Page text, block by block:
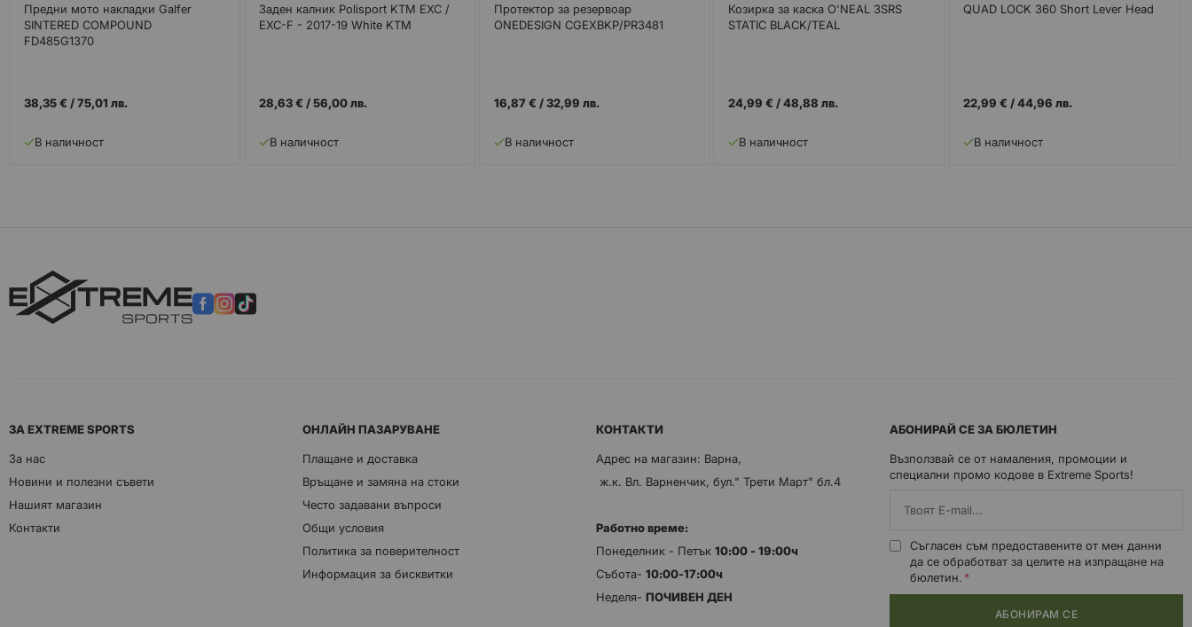
Предни мото накладки Galfer
SINTERED COMPOUND
FD485G1370
38,35 € /75,01 лв.
В наличност
Заден калник Polisport KTM EXC /
EXC-F - 2017-19 White KTM
28,63 € /56,00 лв.
В наличност
Протектор за резервоар
ONEDESIGN CGEXBKP/PR3481
16,87 € /32,99 лв.
В наличност
Козирка за каска O'NEAL 3SRS
STATIC BLACK/TEAL
24,99 € /48,88 лв.
В наличност
QUAD LOCK 360 Short Lever Head
22,99 € /44,96 лв.
В наличност
ЗА EXTREME SPORTS
За нас
Новини и полезни съвети
Нашият магазин
Контакти
ОНЛАЙН ПАЗАРУВАНЕ
Плащане и доставка
Връщане и замяна на стоки
Често задавани въпроси
Общи условия
Политика за поверителност
Информация за бисквитки
КОНТАКТИ
Адрес на магазин: Варна,
ж.к. Вл. Варненчик, бул." Трети Март" бл.4
Работно време:
Понеделник - Петък 10:00 - 19:00ч
Събота- 10:00-17:00ч
Неделя- ПОЧИВЕН ДЕН
АБОНИРАЙ СЕ ЗА БЮЛЕТИН
Възползвай се от намаления, промоции и
специални промо кодове в Extreme Sports!
Съгласен съм предоставените от мен данни
да се обработват за целите на изпращане на
бюлетин.
АБОНИРАМ СЕ